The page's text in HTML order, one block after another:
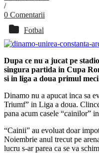
/
0 Comentarii
Fotbal
Dupa ce nu a jucat pe
singura partida in Cupa
si in liga a doua primul
Dinamo nu a apucat inca sa
Triumf” in Liga a doua.
pana acum casele “cainilor”
“Cainii” au evoluat doar
Noiembrie anul trecut pe
lucru s-ar parea ca se va